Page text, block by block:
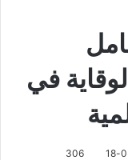
في
306